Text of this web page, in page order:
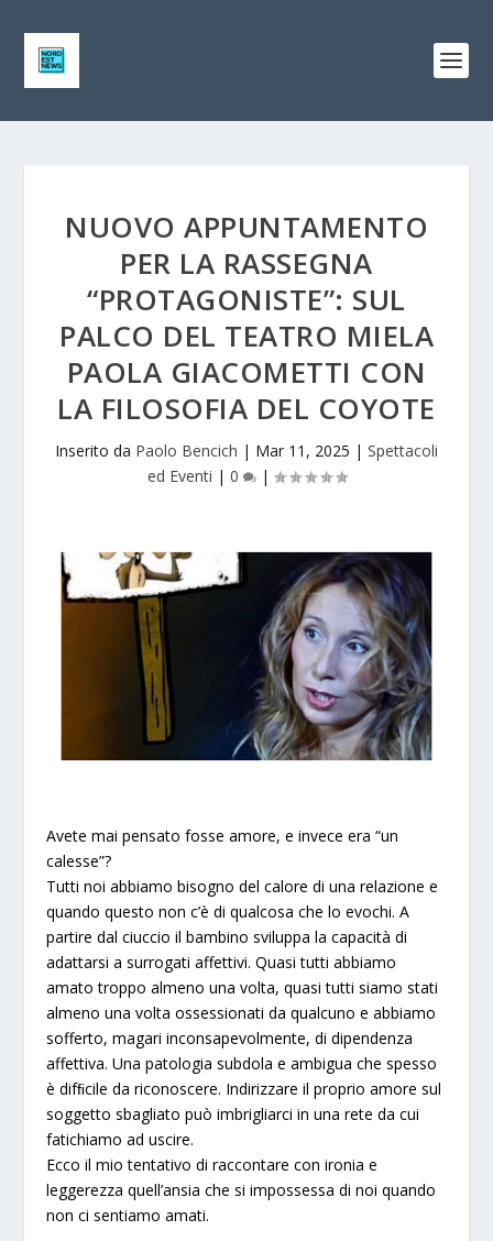
NUOVO APPUNTAMENTO
PER LA RASSEGNA
“PROTAGONISTE”: SUL
PALCO DEL TEATRO MIELA
PAOLA GIACOMETTI CON
LA FILOSOFIA DEL COYOTE
Inserito da Paolo Bencich | Mar 11, 2025 | Spettacoli
ed Eventi | 0 |
Avete mai pensato fosse amore, e invece era “un
calesse”?
Tutti noi abbiamo bisogno del calore di una relazione e
quando questo non c’è di qualcosa che lo evochi. A
partire dal ciuccio il bambino sviluppa la capacità di
adattarsi a surrogati affettivi. Quasi tutti abbiamo
amato troppo almeno una volta, quasi tutti siamo stati
almeno una volta ossessionati da qualcuno e abbiamo
sofferto, magari inconsapevolmente, di dipendenza
affettiva. Una patologia subdola e ambigua che spesso
è difﬁcile da riconoscere. Indirizzare il proprio amore sul
soggetto sbagliato può imbrigliarci in una rete da cui
fatichiamo ad uscire.
Ecco il mio tentativo di raccontare con ironia e
leggerezza quell’ansia che si impossessa di noi quando
non ci sentiamo amati.